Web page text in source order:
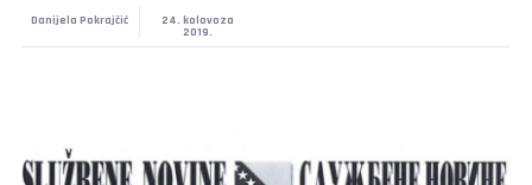
Danijela Pokrajčić
24. kolovoza
2019.